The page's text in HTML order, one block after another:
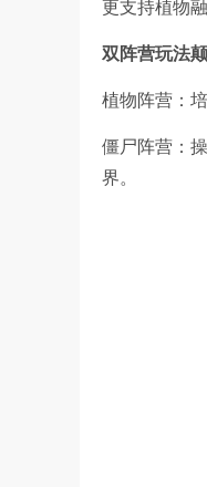
更支持植物
双阵营玩法
植物阵营：
僵尸阵营：
界。